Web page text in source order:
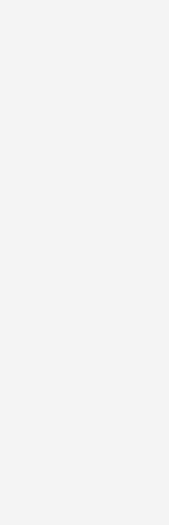
alebo LED
police a vešiaková
298, 336 cm
napíšte nám a naši